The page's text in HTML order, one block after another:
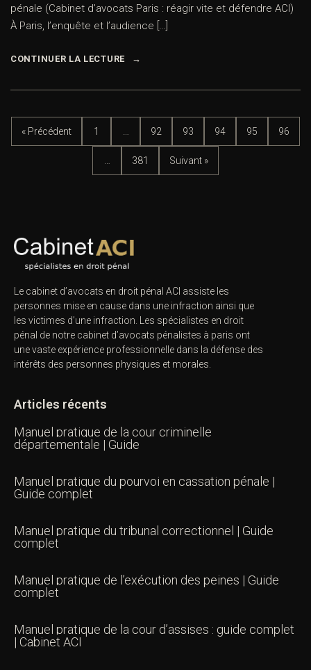
pénale (Cabinet d’avocats Paris : réagir vite et défendre ACI)
À Paris, l’enquête et l’audience […]
CONTINUER LA LECTURE
« Précédent 1 92 93 94 95 96
381 Suivant »
Le cabinet d’avocats en droit pénal ACI assiste les
personnes mise en cause dans une infraction ainsi que
les victimes d’une infraction. Les spécialistes en droit
pénal de notre cabinet d’avocats pénalistes à paris ont
une vaste expérience professionnelle dans la défense des
intérêts des personnes physiques et morales.
Articles récents
Manuel pratique de la cour criminelle
départementale | Guide
Manuel pratique du pourvoi en cassation pénale |
Guide complet
Manuel pratique du tribunal correctionnel | Guide
complet
Manuel pratique de l’exécution des peines | Guide
complet
Manuel pratique de la cour d’assises : guide complet
| Cabinet ACI